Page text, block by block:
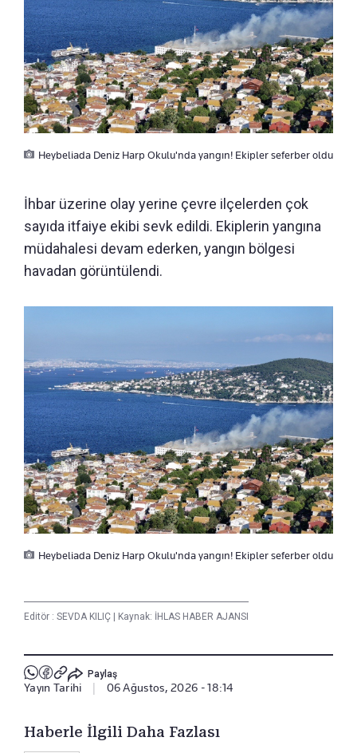
Heybeliada Deniz Harp Okulu'nda yangın! Ekipler seferber oldu
İhbar üzerine olay yerine çevre ilçelerden çok
sayıda itfaiye ekibi sevk edildi. Ekiplerin yangına
müdahalesi devam ederken, yangın bölgesi
havadan görüntülendi.
Heybeliada Deniz Harp Okulu'nda yangın! Ekipler seferber oldu
Editör : SEVDA KILIÇ Kaynak: İHLAS HABER AJANSI
Paylaş
Yayın Tarihi 06 Ağustos, 2026 - 18:14
Haberle İlgili Daha Fazlası